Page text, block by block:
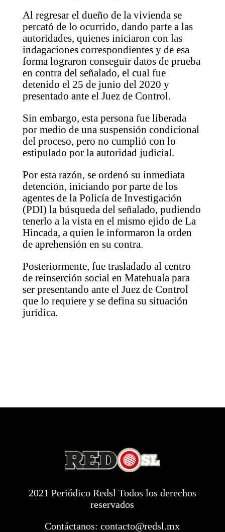
Al regresar el dueño de la vivienda se
percató de lo ocurrido, dando parte a las
autoridades, quienes iniciaron con las
indagaciones correspondientes y de esa
forma lograron conseguir datos de prueba
en contra del señalado, el cual fue
detenido el 25 de junio del 2020 y
presentado ante el Juez de Control.
Sin embargo, esta persona fue liberada
por medio de una suspensión condicional
del proceso, pero no cumplió con lo
estipulado por la autoridad judicial.
Por esta razón, se ordenó su inmediata
detención, iniciando por parte de los
agentes de la Policía de Investigación
(PDI) la búsqueda del señalado, pudiendo
tenerlo a la vista en el mismo ejido de La
Hincada, a quien le informaron la orden
de aprehensión en su contra.
Posteriormente, fue trasladado al centro
de reinserción social en Matehuala para
ser presentando ante el Juez de Control
que lo requiere y se defina su situación
jurídica.
2021 Periódico Redsl Todos los derechos
reservados
Contáctanos:contacto@redsl.mx